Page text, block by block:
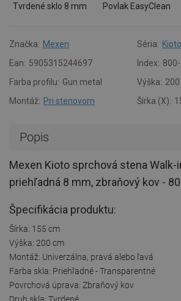
Tvrdené sklo 8 mm Povlak EasyClean
Značka: Mexen Séria: Kioto
Ean: 5905315244697 Index:
Farba profilu: Gun metal Výška:
Montáž: Pri stenovom Šírka (X):
Popis
Mexen Kioto sprchová stena Walk-
priehľadná 8 mm, zbraňový kov -
Špecifikácia produktu:
Šírka: 155 cm
Výška: 200 cm
Montáž: Univerzálna, pravá alebo ľavá
Farba skla: Priehľadné - Transparentné
Povrchová úprava: Zbraňový kov
Druh skla: Tvrdené